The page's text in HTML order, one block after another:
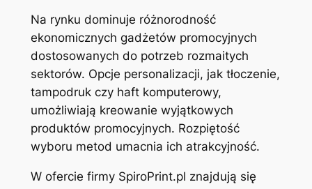
Na rynku dominuje różnorodność
ekonomicznych gadżetów promocyjnych
dostosowanych do potrzeb rozmaitych
sektorów. Opcje personalizacji, jak tłoczenie,
tampodruk czy haft komputerowy,
umożliwiają kreowanie wyjątkowych
produktów promocyjnych. Rozpiętość
wyboru metod umacnia ich atrakcyjność.
W ofercie firmy SpiroPrint.pl znajdują się